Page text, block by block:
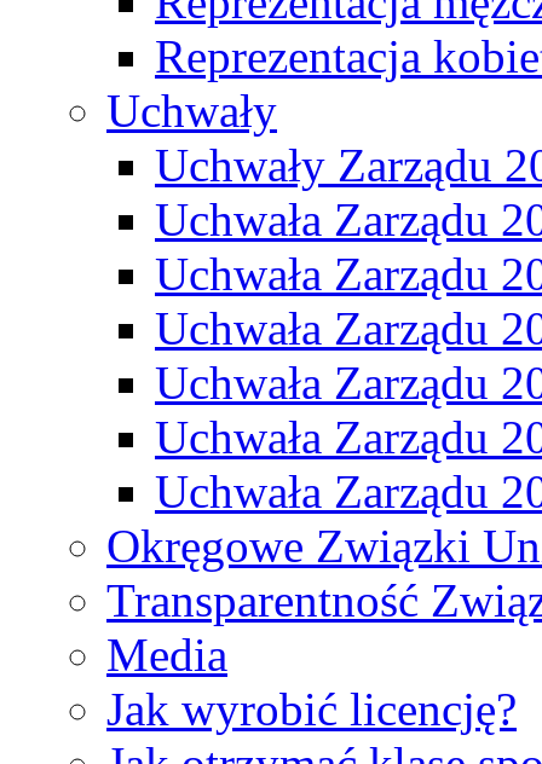
Reprezentacja
Uchwały
Uchwały Zarządu
Uchwała Zarządu
Uchwała Zarządu
Uchwała Zarządu
Uchwała Zarządu
Uchwała Zarządu
Uchwała Zarządu
Okręgowe Związki
Transparentność
Media
Jak wyrobić licencję?